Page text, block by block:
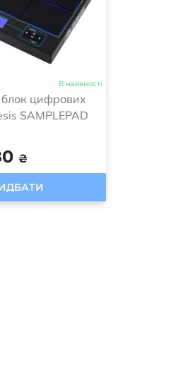
В наявності
цифрових
SAMPLEPAD
₴